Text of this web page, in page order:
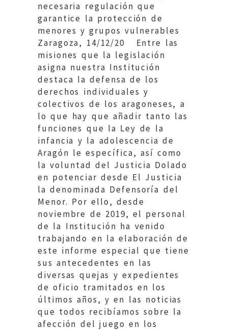
necesaria regulación que
garantice la protección de
menores y grupos vulnerables
Zaragoza, 14/12/20 Entre las
misiones que la legislación
asigna nuestra Institución
destaca la defensa de los
derechos individuales y
colectivos de los aragoneses, a
lo que hay que añadir tanto las
funciones que la Ley de la
infancia y la adolescencia de
Aragón le específica, así como
la voluntad del Justicia Dolado
en potenciar desde El Justicia
la denominada Defensoría del
Menor. Por ello, desde
noviembre de 2019, el personal
de la Institución ha venido
trabajando en la elaboración de
este informe especial que tiene
sus antecedentes en las
diversas quejas y expedientes
de oficio tramitados en los
últimos años, y en las noticias
que todos recibíamos sobre la
afección del juego en los